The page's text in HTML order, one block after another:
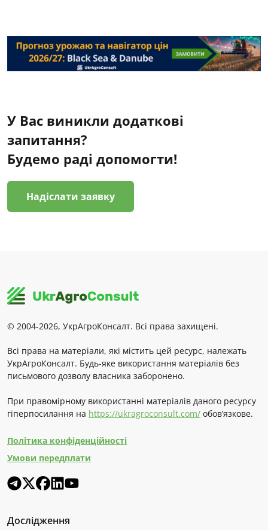
У Вас виникли додаткові
запитання?
Будемо раді допомогти!
Надіслати заявку
© 2004-2026, УкрАгроКонсалт. Всі права захищені.
Всі права на матеріали, які містить цей ресурс, належать
УкрАгроКонсалт. Будь-яке використання матеріалів без
письмового дозволу власника заборонено.
При правомірному використанні матеріалів даного ресурсу
гіперпосилання на https://ukragroconsult.com/ обов’язкове.
Політика конфіденційності
Умови передплати
Дослідження